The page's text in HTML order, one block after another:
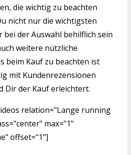
die wichtig zu beachten
nicht nur die wichtigsten
bei der Auswahl behilflich sein
weitere nützliche
beim Kauf zu beachten ist
mit Kundenrezensionen
Dir der Kauf erleichtert.
relation="Lange running
max="1"
offset="1"]